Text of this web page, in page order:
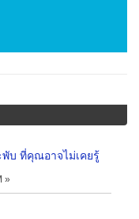
บ ที่คุณอาจไม่เคยรู้
»